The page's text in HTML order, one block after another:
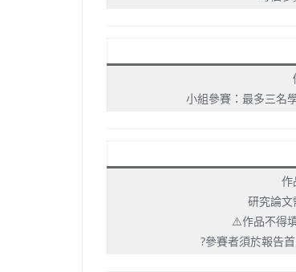
小組參賽：最多三名
作
研究論文
⚠️作品不得
?參賽者須於報告